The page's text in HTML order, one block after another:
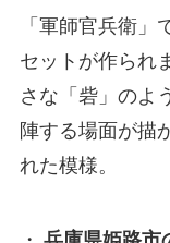
「軍師官兵衛
セットが作られ
さな「砦」のよ
陣する場面が描
れた模様。